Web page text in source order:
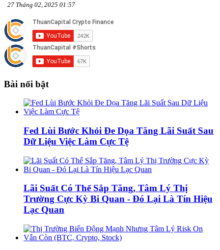
27 Tháng 02, 2025 01:57
Bài nổi bật
Fed Lùi Bước Khỏi Đe Dọa Tăng Lãi Suất Sau
Dữ Liệu Việc Làm Cực Tệ
Lãi Suất Có Thể Sắp Tăng, Tâm Lý Thị
Trường Cực Kỳ Bi Quan - Đó Lại Là Tín Hiệu
Lạc Quan